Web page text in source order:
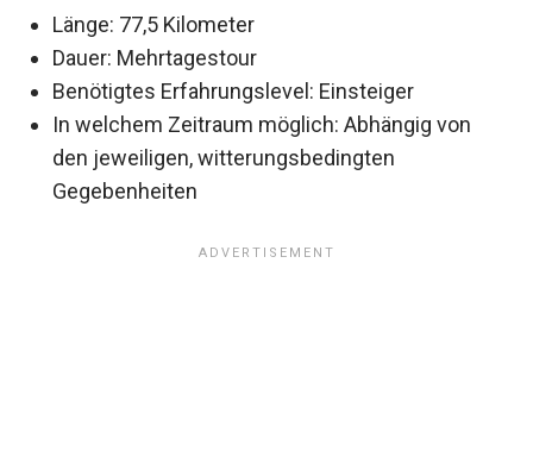
Länge: 77,5 Kilometer
Dauer: Mehrtagestour
Benötigtes Erfahrungslevel: Einsteiger
In welchem Zeitraum möglich: Abhängig von
den jeweiligen, witterungsbedingten
Gegebenheiten